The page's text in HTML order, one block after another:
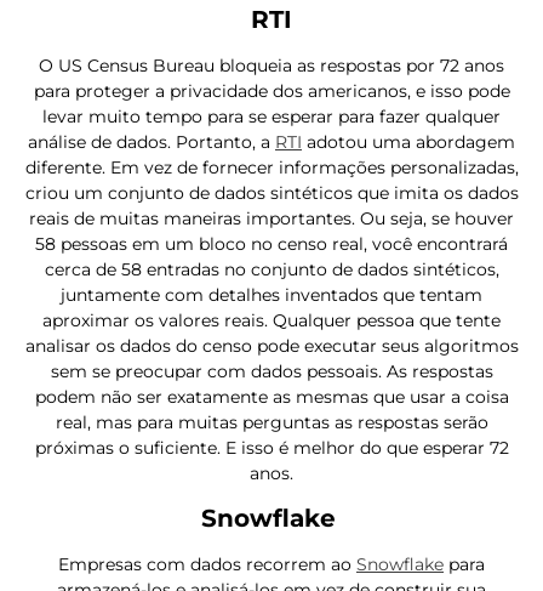
RTI
O US Census Bureau bloqueia as respostas por 72 anos
para proteger a privacidade dos americanos, e isso pode
levar muito tempo para se esperar para fazer qualquer
análise de dados. Portanto, a RTI adotou uma abordagem
diferente. Em vez de fornecer informações personalizadas,
criou um conjunto de dados sintéticos que imita os dados
reais de muitas maneiras importantes. Ou seja, se houver
58 pessoas em um bloco no censo real, você encontrará
cerca de 58 entradas no conjunto de dados sintéticos,
juntamente com detalhes inventados que tentam
aproximar os valores reais. Qualquer pessoa que tente
analisar os dados do censo pode executar seus algoritmos
sem se preocupar com dados pessoais. As respostas
podem não ser exatamente as mesmas que usar a coisa
real, mas para muitas perguntas as respostas serão
próximas o suficiente. E isso é melhor do que esperar 72
anos.
Snowflake
Empresas com dados recorrem ao Snowflake para